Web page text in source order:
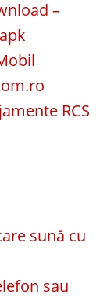
–
RCS
sună cu
sau